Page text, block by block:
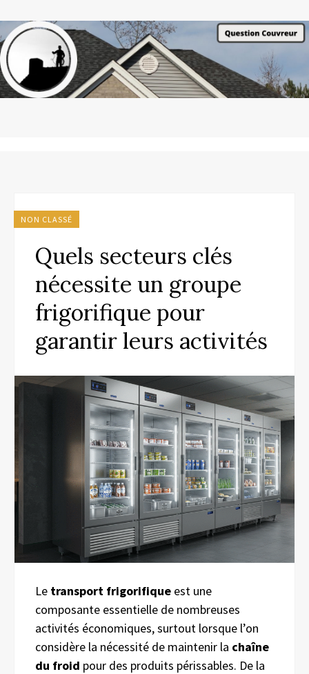
NON CLASSÉ
Quels secteurs clés
nécessite un groupe
frigorifique pour
garantir leurs activités
Le transport frigorifique est une
composante essentielle de nombreuses
activités économiques, surtout lorsque l’on
considère la nécessité de maintenir la chaîne
du froid pour des produits périssables. De la